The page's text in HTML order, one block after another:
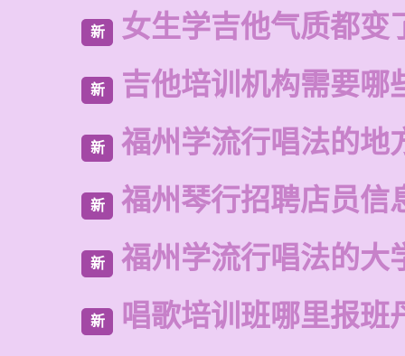
新 女生学吉他气质都变
新 吉他培训机构需要哪
新 福州学流行唱法的地
新 福州琴行招聘店员信
新 福州学流行唱法的大
新 唱歌培训班哪里报班